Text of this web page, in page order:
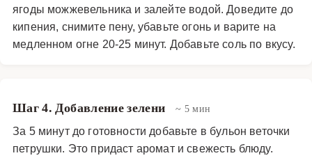
ягоды можжевельника и залейте водой. Доведите до
кипения, снимите пену, убавьте огонь и варите на
медленном огне 20-25 минут. Добавьте соль по вкусу.
Шаг 4. Добавление зелени ~ 5 мин
За 5 минут до готовности добавьте в бульон веточки
петрушки. Это придаст аромат и свежесть блюду.